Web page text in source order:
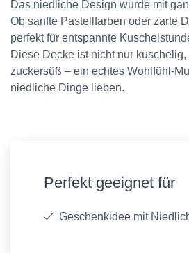
Das niedliche Design wurde mit
Ob sanfte Pastellfarben oder zarte
perfekt für entspannte
Diese Decke ist nicht nur
zuckersüß – ein echtes Wohlfühl-
niedliche Dinge lieben.
Perfekt geeignet für
Geschenkidee mit